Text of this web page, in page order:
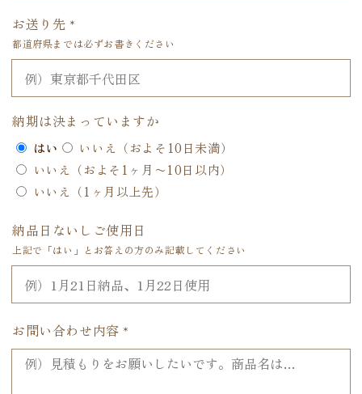
お送り先 *
都道府県までは必ずお書きください
納期は決まっていますか
はい
いいえ（およそ10日未満）
いいえ（およそ1ヶ月〜10日以内）
いいえ（1ヶ月以上先）
納品日ないしご使用日
上記で「はい」とお答えの方のみ記載してください
お問い合わせ内容 *